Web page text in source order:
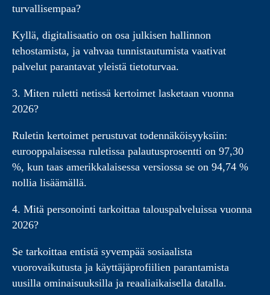
turvallisempaa?
Kyllä, digitalisaatio on osa julkisen hallinnon
tehostamista, ja vahvaa tunnistautumista vaativat
palvelut parantavat yleistä tietoturvaa.
3. Miten ruletti netissä kertoimet lasketaan vuonna
2026?
Ruletin kertoimet perustuvat todennäköisyyksiin:
eurooppalaisessa ruletissa palautusprosentti on 97,30
%, kun taas amerikkalaisessa versiossa se on 94,74 %
nollia lisäämällä.
4. Mitä personointi tarkoittaa talouspalveluissa vuonna
2026?
Se tarkoittaa entistä syvempää sosiaalista
vuorovaikutusta ja käyttäjäprofiilien parantamista
uusilla ominaisuuksilla ja reaaliaikaisella datalla.